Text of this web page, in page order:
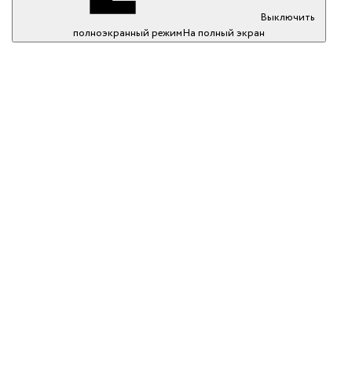
Выключить
полноэкранный режимНа полный экран